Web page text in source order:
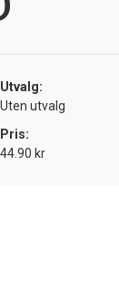
Utvalg:
Uten utvalg
Pris:
44.90 kr